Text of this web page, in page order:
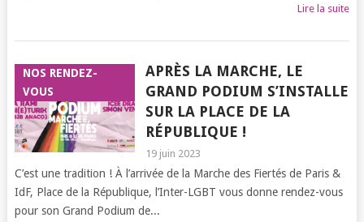
Lire la suite
NOS RENDEZ-
VOUS
APRÈS LA MARCHE, LE
GRAND PODIUM S’INSTALLE
SUR LA PLACE DE LA
RÉPUBLIQUE !
19 juin 2023
C’est une tradition ! À l’arrivée de la Marche des Fiertés de Paris &
IdF, Place de la République, l’Inter-LGBT vous donne rendez-vous
pour son Grand Podium de...